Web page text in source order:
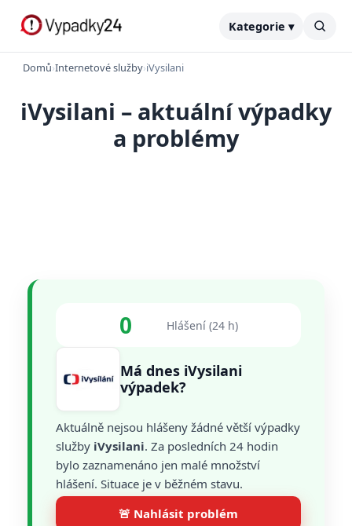
Kategorie ▾
Domů›Internetové služby›iVysilani
iVysilani – aktuální výpadky
a problémy
0 Hlášení (24 h)
Má dnes iVysilani
výpadek?
Aktuálně nejsou hlášeny žádné větší výpadky
služby iVysilani. Za posledních 24 hodin
bylo zaznamenáno jen malé množství
hlášení. Situace je v běžném stavu.
🚨 Nahlásit problém